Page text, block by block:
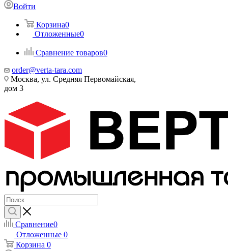
Войти
Корзина0
Отложенные0
Сравнение товаров0
order@verta-tara.com
Москва, ул. Средняя Первомайская,
дом 3
Сравнение0
Отложенные 0
Корзина 0